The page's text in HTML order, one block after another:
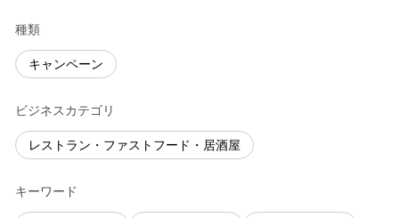
種類
キャンペーン
ビジネスカテゴリ
レストラン・ファストフード・居酒屋
キーワード